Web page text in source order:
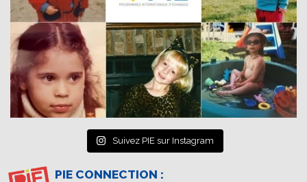
Suivez PIE sur Instagram
PIE CONNECTION :